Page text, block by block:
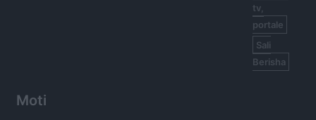
tv,
portale
Sali
Berisha
Moti